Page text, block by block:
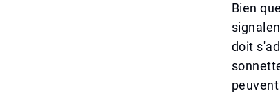
Bien
doit